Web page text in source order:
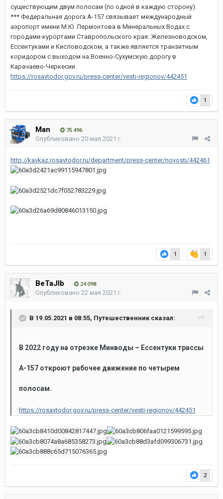
существующим двум полосам (по одной в каждую сторону).
*** Федеральная дорога А-157 связывает международный
аэропорт имени М.Ю. Лермонтова в Минеральных Водах с
городами-курортами Ставропольского края: Железноводском,
Ессентуками и Кисловодском, а также является транзитным
коридором с выходом на Военно-Сухумскую дорогу в
Карачаево-Черкесии.
https://rosavtodor.gov.ru/press-center/vesti-regionov/442451
1
Man 75 496
Опубликовано 20 мая 2021 г.
http://kavkaz.rosavtodor.ru/department/press-center/novosti/442461
1 1
BeTaJIb 24 098
Опубликовано 22 мая 2021 г.
В 19.05.2021 в 08:55, Путешественник сказал:
В 2022 году на отрезке Минводы – Ессентуки трассы
А-157 откроют рабочее движение по четырем
полосам.
https://rosavtodor.gov.ru/press-center/vesti-regionov/442451
2